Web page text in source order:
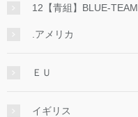
12【青組】BLUE-TEAM
.アメリカ
ＥＵ
イギリス